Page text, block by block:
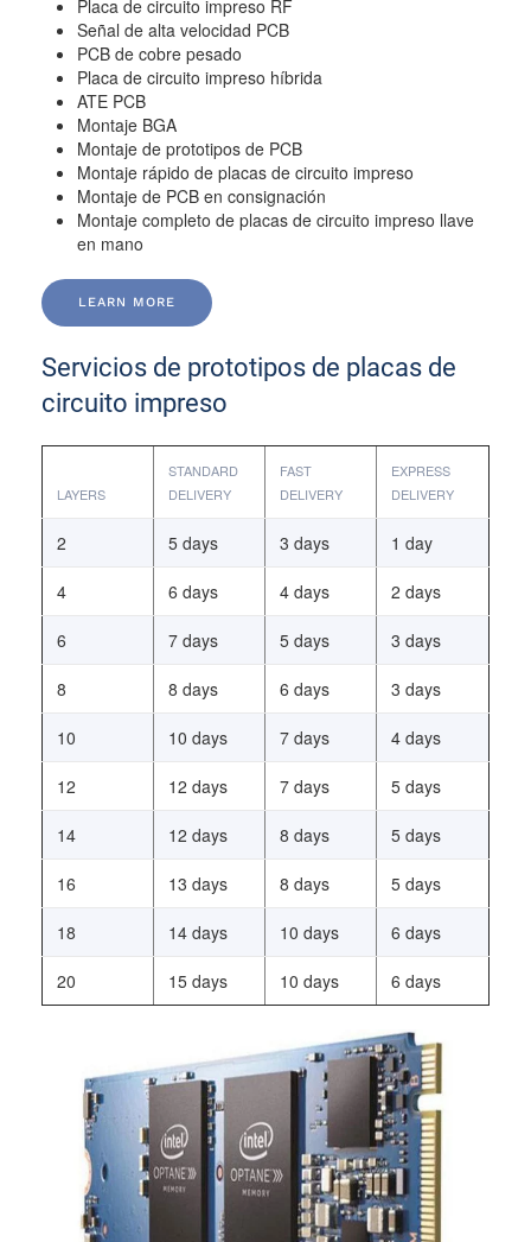
Placa de circuito impreso RF
Señal de alta velocidad PCB
PCB de cobre pesado
Placa de circuito impreso híbrida
ATE PCB
Montaje BGA
Montaje de prototipos de PCB
Montaje rápido de placas de circuito impreso
Montaje de PCB en consignación
Montaje completo de placas de circuito impreso llave
en mano
LEARN MORE
Servicios de prototipos de placas de
circuito impreso
LAYERS
STANDARD
DELIVERY
FAST
DELIVERY
EXPRESS
DELIVERY
2 5 days 3 days 1 day
4 6 days 4 days 2 days
6 7 days 5 days 3 days
8 8 days 6 days 3 days
10 10 days 7 days 4 days
12 12 days 7 days 5 days
14 12 days 8 days 5 days
16 13 days 8 days 5 days
18 14 days 10 days 6 days
20 15 days 10 days 6 days